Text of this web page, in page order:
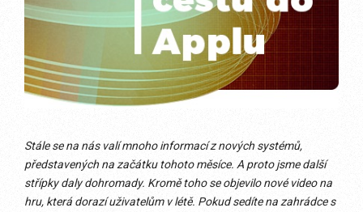
Stále se na nás valí mnoho informací z nových systémů,
představených na začátku tohoto měsíce. A proto jsme další
střípky daly dohromady. Kromě toho se objevilo nové video na
hru, která dorazí uživatelům v létě. Pokud sedíte na zahrádce s